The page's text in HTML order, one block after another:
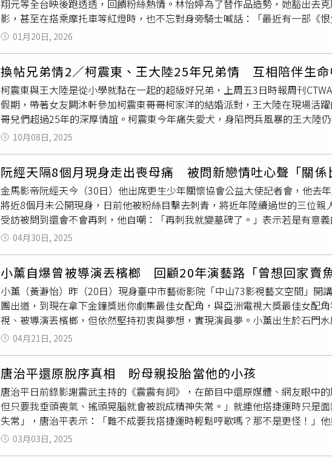
方男子的感覺。」對於電影將與台灣觀眾見面，岸井萬分期待，她說電影之
靜，曾敬驊有說台灣觀眾熱度會不一樣，所以很想實際體驗看看。藤原季節
現場穿吊嘎的曾敬驊，充滿南方男子的感覺。（圖／台北電影節）
員、山難救援單位、醫護人員與阿根廷海岸防衛隊共同參與行動，在27日凌
（Bahía López），並送往當地殯儀館進行司法相驗，檢方也已介入調查。
續在社群平台表達哀悼之情，她的女兒伊內斯（Inés）在社群平台Instagram
給家人的愛、力量與笑容，但在突如其來的噩耗下，直言「這一切顯得毫無
發表聲明，對死者表達深切哀悼，並再次提醒遊客，瀑布岩壁濕滑、暗藏岩
止的行為，呼籲民眾務必遵守安全規範與巡守員指示，以避免類似悲劇再度發
翔元等全台映後跑透透，回饋粉絲熱情。林怡婷為了替作品造勢，她豁出去
影，甚至在搭乘摩托車等紅燈時，也不忘對身旁騎士喊話：「最近有一部《
人員既佩服又好笑。在映後活動中，林怡婷更花招百出，現場還原劇情中的
的觀眾，哽咽表示在電影中得到
了。」黃惟在《恨女的逆襲》中的角色內心非常強大。（圖／華映娛樂）演
的她，為了符合拳擊手體格硬是增重8公斤，訓練期間傷痕累累。如今電影上
黃惟表示：「我媽知道我試鏡那半年天天哭，她看完安慰我說，角色『小貞
種不內耗、不糾結的勇氣。」更笑稱媽媽已經在「敲碗」想看拳擊隊被剪掉
01月20日, 2026
換帖兄弟情2／柯震東、王大陸25年兄弟情 互相陪伴生命
柯震東與王大陸是從小學就黏在一起的超級好兄弟，上周五3日時報周刊
假期，帶著女友闕沐軒參加柯震東哥哥柯家洋的結婚派對，王大陸在現場活
哥兒們超過25年的深厚情誼。柯震東今年痛失愛犬，身陷閃兵風暴的王大陸
IG）今年三、四月間柯震東家的愛犬接連去世，王大陸雖然也身陷逃兵與教
心好友，柯震東在出席活動時就曾透露：「反而是他有安慰我『你還好嗎？
候放假，所以沒有約見面。」而對於王大陸日後須面對的官司，柯震東也語
如果真的有做什麼錯事，自己去想辦法。」雖然是好兄弟，但有些事情也只
件形象全毀。（圖／報系資料照）小學就認識的柯震東與王大陸，感情如同
好事或蠢事，兄弟倆都一起經歷、共同承擔。王大陸曾說過，柯震東父母原
料這對難兄難弟還真的成天只會玩，學業成績一樣爛，讓柯爸柯媽哭笑不得
精神去替柯震東爸爸祝壽。（圖／本刊攝影組）本刊曾在2020年捕捉到王大
了一‧三億元，買下在柯震東家隔壁置產買房，從好朋友進一步變成為好鄰
碰上好兄弟柯震東爸爸的六十一歲生日，王大陸仍打起精神赴柯家餐廳祝賀
真摯的感情一覽無遺。
10月08日, 2025
阮經天隔8個月現身走出喪母痛 被問新戀情吐心聲「關係
金馬影帝阮經天今（30日）他出席更生少年關懷協會公益大使記者會，他去
將近8個月未公開現身，日前他被粉絲目擊去刺青，將近年陸續過世的三位
受訪被問到還會不會再刺，他自嘲：「再刺我就變墓碑了。」表示若是有意
方，避免未來拍戲遮蓋造成工作人員麻煩。阮經天先前爆出新戀情，與長髮
情狀態，他強調兩人沒有交往，「我們不是男女朋友，對方只是關係比較近
眾人物，希望外界不要過度關注他身邊的異性朋友。42歲的他，被問到是否
天也好，一個人也很好，當然曾經很想追求那樣的生活，現在年紀有了覺得就
露，自己在演藝圈走來，有意氣風發的時候，也曾有鬱鬱寡歡的時期，當時
人，像烈姐（李烈），族繁不及備載。」至於是否有跟出獄沒多久的恩師鈕
應該自己去問他。」
04月30日, 2025
小薰自爆曾被導演丟檳榔 回顧20年演藝路「曾想回家賣魚
小薰（黃瀞怡）昨（20日）現身臺中市藝術影院「中山73影視藝文空間」開
團出道，到現在拿下金鐘獎迷你劇集最佳女配角，與亞洲電視大獎最佳女配
視、被導演丟檳榔，但依然堅持初衷與夢想，實現演員夢。小薰出生於石門
為當時最紅劇集《還珠格格》的忠實觀眾，小薰逐漸萌發演員夢，卻被母親
棄，堅信自己總有一天能演戲，並自《我愛黑澀會》成團出道後接演不少劇
整整一年沒戲可拍，還因此萌生回家鄉賣魚的念頭。令人驚訝的是，小薰自
演戲的熱愛讓她決定獨自承受，也體會到「夢想這條路不會那麼順遂」，決
經歷母親過世的人生巨變後，找到全新的自己。（圖／海鵬提供）小薰演出
演員後，便與導演陳潔瑤情同姊妹，在經歷母親過世的人生巨變後，找到全
出嬸嬸一角，為了完美詮釋部落婦女的豪爽，褲子從M號穿到XL號，並在部
活、找到愛演戲的初衷。小薰也坦言在經歷
後，更能體會並詮釋不
04月21日, 2025
唐治平還原脫序真相 盼母親投胎當他的小孩
唐治平日前錄影謝震武主持的《震震有詞》，在節目中還原媒體、網友眼中
但只要我垂頭喪氣、搖頭晃腦就會被說成精神失常。」就連他搭捷運時只是
失常」，唐治平表示：「難不成要我搭捷運時輕鬆哼歌嗎？那不是更怪！」
那是他的母親，「我再說一次，我媽媽一輩子沒穿過綠色衣服，她最討厭綠
五官，光從屍體手腳、骨架來看，那是男人的體型不是我媽媽」，他還說，
03月03日, 2025